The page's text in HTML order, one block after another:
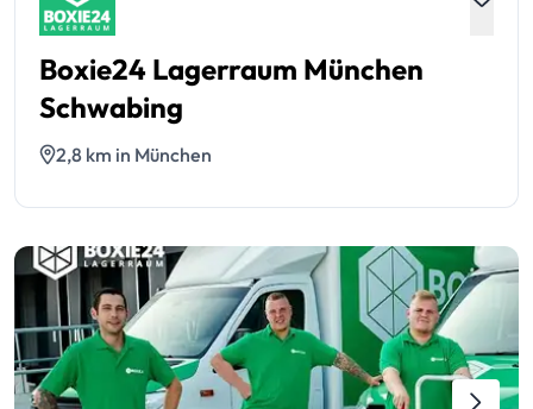
Boxie24 Lagerraum München
Schwabing
2,8 km in München